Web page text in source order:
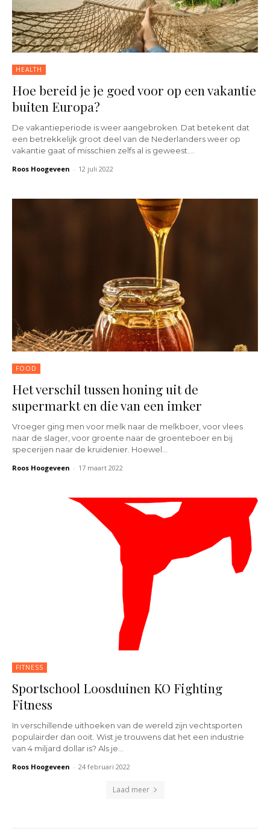
HEALTH
Hoe bereid je je goed voor op een vakantie
buiten Europa?
De vakantieperiode is weer aangebroken. Dat betekent dat
een betrekkelijk groot deel van de Nederlanders weer op
vakantie gaat of misschien zelfs al is geweest....
Roos Hoogeveen - 12 juli 2022
FOOD
Het verschil tussen honing uit de
supermarkt en die van een imker
Vroeger ging men voor melk naar de melkboer, voor vlees
naar de slager, voor groente naar de groenteboer en bij
specerijen naar de kruidenier. Hoewel...
Roos Hoogeveen - 17 maart 2022
FITNESS
Sportschool Loosduinen KO Fighting
Fitness
In verschillende uithoeken van de wereld zijn vechtsporten
populairder dan ooit. Wist je trouwens dat het een industrie
van 4 miljard dollar is? Als je...
Roos Hoogeveen - 24 februari 2022
Laad meer